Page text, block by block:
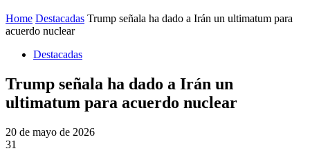
Home Destacadas Trump señala ha dado a Irán un ultimatum para
acuerdo nuclear
Destacadas
Trump señala ha dado a Irán un
ultimatum para acuerdo nuclear
20 de mayo de 2026
31